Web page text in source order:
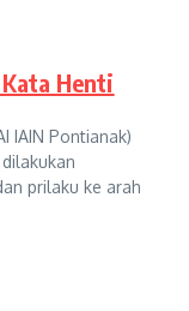
Henti
IAIN Pontianak)
prilaku ke arah